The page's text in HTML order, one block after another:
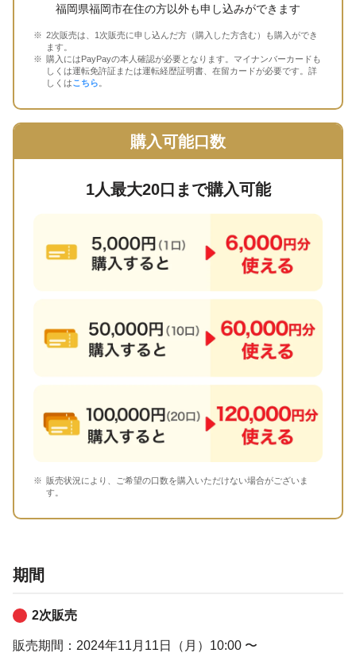
福岡県福岡市在住の方以外も申し込みができます
2次販売は、1次販売に申し込んだ方（購入した方含む）も購入ができ
ます。
購入にはPayPayの本人確認が必要となります。マイナンバーカードも
しくは運転免許証または運転経歴証明書、在留カードが必要です。詳
しくはこちら
購入可能口数
1人最大20口まで購入可能
販売状況により、ご希望の口数を購入いただけない場合がございま
す。
期間
2次販売
販売期間： 2024年11月11日（月）10:00 〜